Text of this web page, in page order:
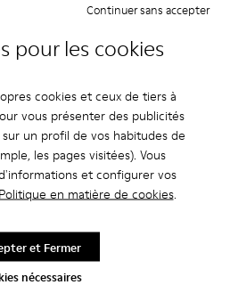
pour les cookies
cookies et ceux de tiers à
vous présenter des publicités
un profil de vos habitudes de
les pages visitées). Vous
et configurer vos
Politique en matière de cookies.
nécessaires
Continuer sans accepter
et Fermer
: bonne adhérence.
- 20% Polyester
à partir de matières haut
sélectionnées. L’utilisation de
garantira la protection et la
détaillées sur l’entretien de
consultez notre
En rejoignant notre communauté,
exclusifs, notamment de